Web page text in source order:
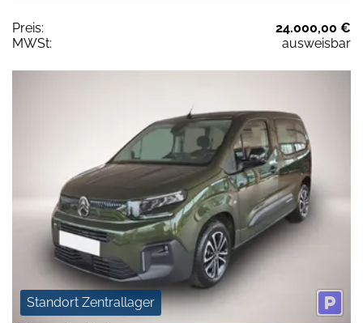
Preis:
24.000,00 €
MWSt:
ausweisbar
Standort Zentrallager